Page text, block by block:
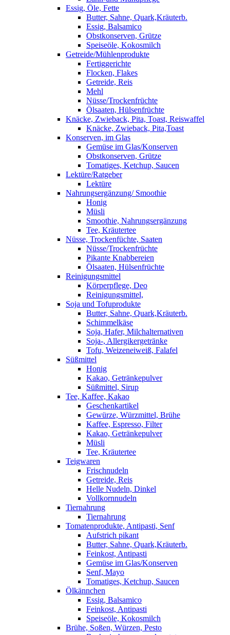
Essig, Öle, Fette
Butter, Sahne, Quark,Kräuterb.
Essig, Balsamico
Obstkonserven, Grütze
Speiseöle, Kokosmilch
Getreide/Mühlenprodukte
Fertiggerichte
Flocken, Flakes
Getreide, Reis
Mehl
Nüsse/Trockenfrüchte
Ölsaaten, Hülsenfrüchte
Knäcke, Zwieback, Pita, Toast, Reiswaffel
Knäcke, Zwieback, Pita,Toast
Konserven, im Glas
Gemüse im Glas/Konserven
Obstkonserven, Grütze
Tomatiges, Ketchup, Saucen
Lektüre/Ratgeber
Lektüre
Nahrungsergänzung/ Smoothie
Honig
Müsli
Smoothie, Nahrungsergänzung
Tee, Kräutertee
Nüsse, Trockenfüchte, Saaten
Nüsse/Trockenfrüchte
Pikante Knabbereien
Ölsaaten, Hülsenfrüchte
Reinigungsmittel
Körperpflege, Deo
Reinigungsmittel,
Soja und Tofuprodukte
Butter, Sahne, Quark,Kräuterb.
Schimmelkäse
Soja, Hafer, Milchalternativen
Soja-, Allergikergetränke
Tofu, Weizeneiweiß, Falafel
Süßmittel
Honig
Kakao, Getränkepulver
Süßmittel, Sirup
Tee, Kaffee, Kakao
Geschenkartikel
Gewürze, Würzmittel, Brühe
Kaffee, Espresso, Filter
Kakao, Getränkepulver
Müsli
Tee, Kräutertee
Teigwaren
Frischnudeln
Getreide, Reis
Helle Nudeln, Dinkel
Vollkornnudeln
Tiernahrung
Tiernahrung
Tomatenprodukte, Antipasti, Senf
Aufstrich pikant
Butter, Sahne, Quark,Kräuterb.
Feinkost, Antipasti
Gemüse im Glas/Konserven
Senf, Mayo
Tomatiges, Ketchup, Saucen
Ölkännchen
Essig, Balsamico
Feinkost, Antipasti
Speiseöle, Kokosmilch
Brühe, Soßen, Würzen, Pesto